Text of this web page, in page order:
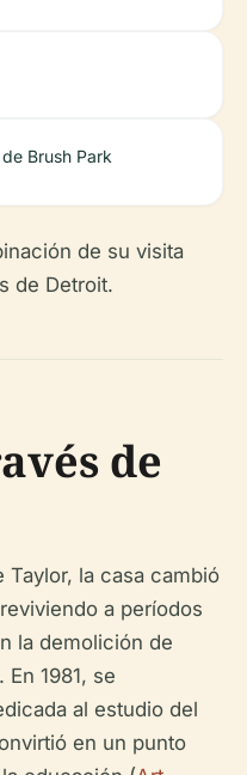
Brush Park
de su visita
de Detroit.
de
Taylor, la casa cambió
a períodos
la demolición de
1981, se
al estudio del
en un punto